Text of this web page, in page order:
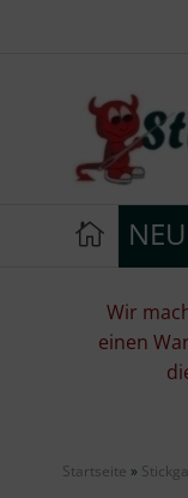
NEU
Wir
einen
Startseite »